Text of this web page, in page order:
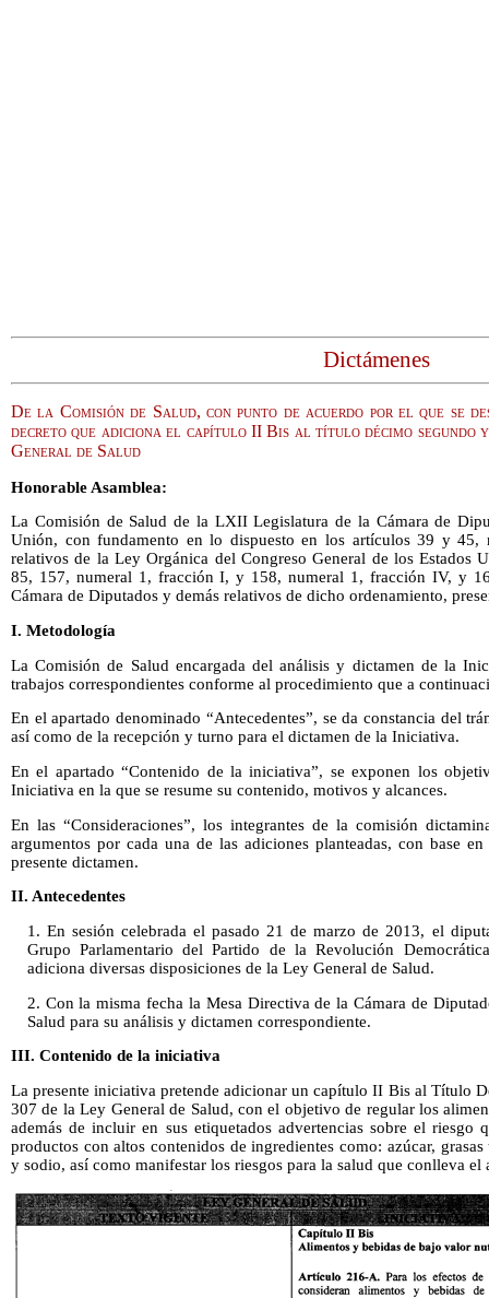
Dictámenes
De la Comisión de Salud, con punto de acuerdo por el que se
decreto que adiciona el capítulo II Bis al título décimo
General de Salud
Honorable Asamblea:
La Comisión de Salud de la LXII Legislatura de la Cámara de
Unión, con fundamento en lo dispuesto en los artículos 39 y
relativos de la Ley Orgánica del Congreso General de los Estados
85, 157, numeral 1, fracción I, y 158, numeral 1, fracción IV, y
Cámara de Diputados y demás relativos de dicho ordenamiento,
I. Metodología
La Comisión de Salud encargada del análisis y dictamen de la
trabajos correspondientes conforme al procedimiento que a
En el apartado denominado “Antecedentes”, se da constancia del
así como de la recepción y turno para el dictamen de la Iniciativa.
En el apartado “Contenido de la iniciativa”, se exponen los
Iniciativa en la que se resume su contenido, motivos y alcances.
En las “Consideraciones”, los integrantes de la comisión
argumentos por cada una de las adiciones planteadas, con base
presente dictamen.
II. Antecedentes
1. En sesión celebrada el pasado 21 de marzo de 2013, el
Grupo Parlamentario del Partido de la Revolución
adiciona diversas disposiciones de la Ley General de Salud.
2. Con la misma fecha la Mesa Directiva de la Cámara de
Salud para su análisis y dictamen correspondiente.
III. Contenido de la iniciativa
La presente iniciativa pretende adicionar un capítulo II Bis al Título
307 de la Ley General de Salud, con el objetivo de regular los
además de incluir en sus etiquetados advertencias sobre el riesgo
productos con altos contenidos de ingredientes como: azúcar, grasas
y sodio, así como manifestar los riesgos para la salud que conlleva el